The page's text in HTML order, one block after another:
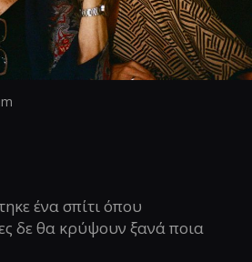
ένα σπίτι όπου
δε θα κρύψουν ξανά ποια